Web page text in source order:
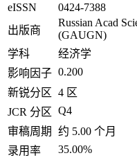
eISSN
0424-7388
出版商
Russian Acad
(GAUGN)
学科
经济学
影响因子 0.200
新锐分区 4 区
JCR 分区 Q4
审稿周期
约 5.00 个月
录用率
35.00%